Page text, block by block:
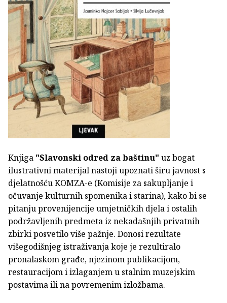
Knjiga "Slavonski odred za baštinu" uz bogat
ilustrativni materijal nastoji upoznati širu javnost s
djelatnošću KOMZA-e (Komisije za sakupljanje i
očuvanje kulturnih spomenika i starina), kako bi se
pitanju provenijencije umjetničkih djela i ostalih
podržavljenih predmeta iz nekadašnjih privatnih
zbirki posvetilo više pažnje. Donosi rezultate
višegodišnjeg istraživanja koje je rezultiralo
pronalaskom građe, njezinom publikacijom,
restauracijom i izlaganjem u stalnim muzejskim
postavima ili na povremenim izložbama.